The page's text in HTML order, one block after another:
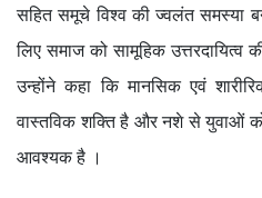
सहित समूचे विश्व की ज्वलंत समस्या
लिए समाज को सामूहिक उत्तरदायित्व
उन्होंने कहा कि मानसिक एवं
वास्तविक शक्ति है और नशे से युवाओं
आवश्यक है ।